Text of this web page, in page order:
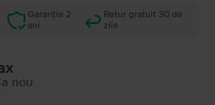
Garanție 2
ani
Retur gratuit 30 de
zile
nou